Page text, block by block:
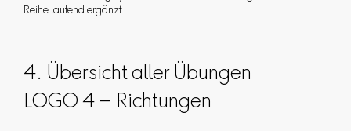
Reihe laufend ergänzt.
4. Übersicht aller Übungen
LOGO 4 – Richtungen